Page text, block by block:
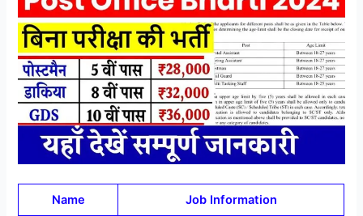
Name Job Information